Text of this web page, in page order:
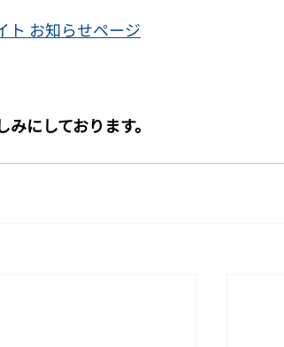
ト お知らせページ
にしております。